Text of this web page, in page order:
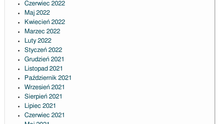
Czerwiec 2022
Maj 2022
Kwiecień 2022
Marzec 2022
Luty 2022
Styczeń 2022
Grudzień 2021
Listopad 2021
Październik 2021
Wrzesień 2021
Sierpień 2021
Lipiec 2021
Czerwiec 2021